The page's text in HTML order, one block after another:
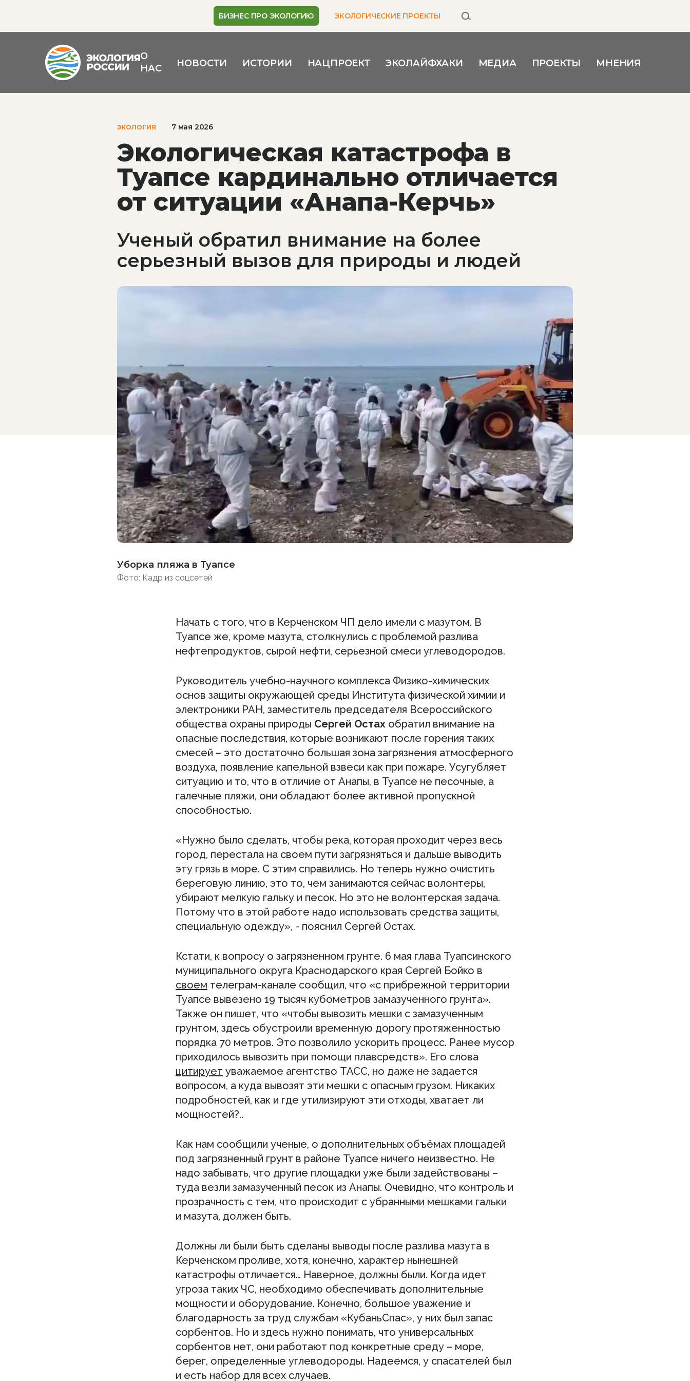
БИЗНЕС ПРО ЭКОЛОГИЮ ЭКОЛОГИЧЕСКИЕ ПРОЕКТЫ
О
НАС
НОВОСТИ ИСТОРИИ НАЦПРОЕКТ ЭКОЛАЙФХАКИ МЕДИА ПРОЕКТЫ МНЕНИЯ
ЭКОЛОГИЯ 7 мая 2026
Экологическая катастрофа в
Туапсе кардинально отличается
от ситуации «Анапа-Керчь»
Ученый обратил внимание на более
серьезный вызов для природы и людей
Уборка пляжа в Туапсе
Фото: Кадр из соцсетей
Начать с того, что в Керченском ЧП дело имели с мазутом. В
Туапсе же, кроме мазута, столкнулись с проблемой разлива
нефтепродуктов, сырой нефти, серьезной смеси углеводородов.
Руководитель учебно-научного комплекса Физико-химических
основ защиты окружающей среды Института физической химии и
электроники РАН, заместитель председателя Всероссийского
общества охраны природы Сергей Остах обратил внимание на
опасные последствия, которые возникают после горения таких
смесей – это достаточно большая зона загрязнения атмосферного
воздуха, появление капельной взвеси как при пожаре. Усугубляет
ситуацию и то, что в отличие от Анапы, в Туапсе не песочные, а
галечные пляжи, они обладают более активной пропускной
способностью.
«Нужно было сделать, чтобы река, которая проходит через весь
город, перестала на своем пути загрязняться и дальше выводить
эту грязь в море. С этим справились. Но теперь нужно очистить
береговую линию, это то, чем занимаются сейчас волонтеры,
убирают мелкую гальку и песок. Но это не волонтерская задача.
Потому что в этой работе надо использовать средства защиты,
специальную одежду», - пояснил Сергей Остах.
Кстати, к вопросу о загрязненном грунте. 6 мая глава Туапсинского
муниципального округа Краснодарского края Сергей Бойко в
своем телеграм-канале сообщил, что «с прибрежной территории
Туапсе вывезено 19 тысяч кубометров замазученного грунта».
Также он пишет, что «чтобы вывозить мешки с замазученным
грунтом, здесь обустроили временную дорогу протяженностью
порядка 70 метров. Это позволило ускорить процесс. Ранее мусор
приходилось вывозить при помощи плавсредств». Его слова
цитирует уважаемое агентство ТАСС, но даже не задается
вопросом, а куда вывозят эти мешки с опасным грузом. Никаких
подробностей, как и где утилизируют эти отходы, хватает ли
мощностей?..
Как нам сообщили ученые, о дополнительных объёмах площадей
под загрязненный грунт в районе Туапсе ничего неизвестно. Не
надо забывать, что другие площадки уже были задействованы –
туда везли замазученный песок из Анапы. Очевидно, что контроль и
прозрачность с тем, что происходит с убранными мешками гальки
и мазута, должен быть.
Должны ли были быть сделаны выводы после разлива мазута в
Керченском проливе, хотя, конечно, характер нынешней
катастрофы отличается… Наверное, должны были. Когда идет
угроза таких ЧС, необходимо обеспечивать дополнительные
мощности и оборудование. Конечно, большое уважение и
благодарность за труд службам «КубаньСпас», у них был запас
сорбентов. Но и здесь нужно понимать, что универсальных
сорбентов нет, они работают под конкретные среду – море,
берег, определенные углеводороды. Надеемся, у спасателей был
и есть набор для всех случаев.